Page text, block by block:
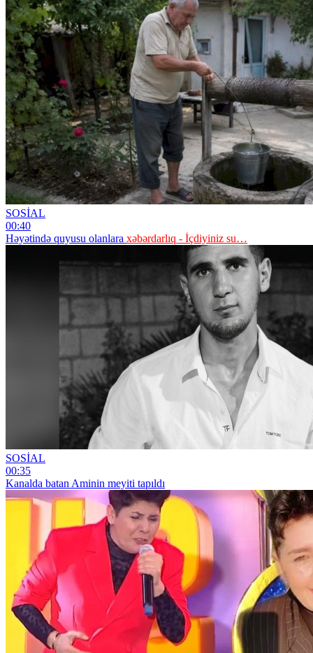
SOSİAL
00:40
Həyətində quyusu olanlara xəbərdarlıq - İçdiyiniz su…
SOSİAL
00:35
Kanalda batan Aminin meyiti tapıldı